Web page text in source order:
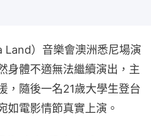
Land）音樂會澳洲悉尼場演
身體不適無法繼續演出，主
，隨後一名21歲大學生登台
如電影情節真實上演。